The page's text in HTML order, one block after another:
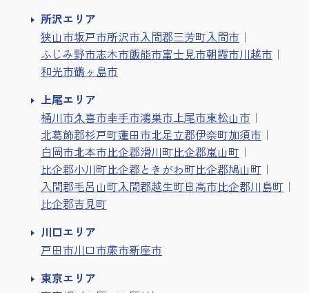
所沢エリア
狭山市坂戸市所沢市入間郡三芳町入間市
ふじみ野市志木市飯能市富士見市朝霞市川越市
和光市鶴ヶ島市
上尾エリア
桶川市久喜市幸手市鴻巣市上尾市東松山市
北葛飾郡杉戸町蓮田市北足立郡伊奈町加須市
白岡市北本市比企郡滑川町比企郡嵐山町
比企郡小川町比企郡ときがわ町比企郡鳩山町
入間郡毛呂山町入間郡越生町日高市比企郡川島町
比企郡吉見町
川口エリア
戸田市川口市蕨市新座市
東京エリア